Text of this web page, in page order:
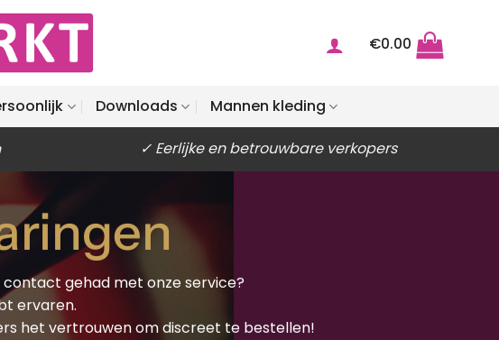
€0.00
Downloads Mannen kleding
✓ Eerlijke en betrouwbare verkopers
gehad met onze service?
ervaren.
het vertrouwen om discreet te bestellen!